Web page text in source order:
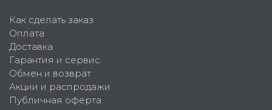
Как сделать заказ
Оплата
Доставка
Гарантия и сервис
Обмен и возврат
Акции и распродажи
Публичная оферта